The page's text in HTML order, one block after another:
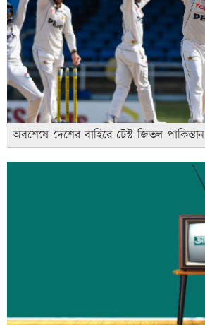
অবশেষে দেশের বাহিরে টেস্ট জিতল পাকিস্তান